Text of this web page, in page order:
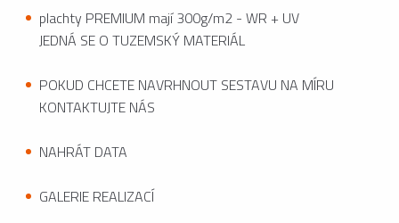
plachty PREMIUM mají 300g/m2 - WR + UV
JEDNÁ SE O TUZEMSKÝ MATERIÁL
POKUD CHCETE NAVRHNOUT SESTAVU NA MÍRU
KONTAKTUJTE NÁS
NAHRÁT DATA
GALERIE REALIZACÍ